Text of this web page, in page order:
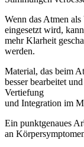
Wenn das Atmen
eingesetzt wird,
mehr Klarheit
werden.
Material, das beim
besser bearbeitet
Vertiefung
und Integration im
Ein punktgenaues
an